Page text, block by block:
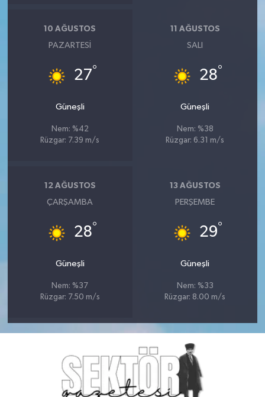
10 AĞUSTOS
PAZARTESI
27°
Güneşli
Nem: %42
Rüzgar: 7.39 m/s
11 AĞUSTOS
SALI
28°
Güneşli
Nem: %38
Rüzgar: 6.31 m/s
12 AĞUSTOS
ÇARŞAMBA
28°
Güneşli
Nem: %37
Rüzgar: 7.50 m/s
13 AĞUSTOS
PERŞEMBE
29°
Güneşli
Nem: %33
Rüzgar: 8.00 m/s